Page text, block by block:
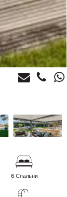
6 Спальни